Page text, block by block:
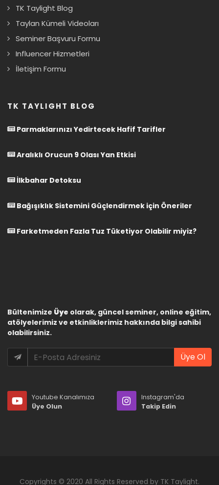
TK Taylight Blog
Taylan Kümeli Videoları
Seminer Başvuru Formu
Influencer Hizmetleri
İletişim Formu
TK TAYLIGHT BLOG
Parmaklarınızı Yedirtecek Hafif Tarifler
Aralıklı Orucun 9 Olası Yan Etkisi
İlkbahar Detoksu
Bağışıklık Sistemini Güçlendirmek için Öneriler
Farketmeden Fazla Tuz Tüketiyor Olabilir miyiz?
Bültenimize Üye olarak, güncel seminer, online eğitim,
atölyelerimiz ve etkinliklerimiz hakkında bilgi sahibi
olabilirsiniz.
Üye Ol
Youtube Kanalımıza
Üye Olun
Instagram'da
Takip Edin
Copyrights © 2020 All Rights Reserved by TK Taylight.